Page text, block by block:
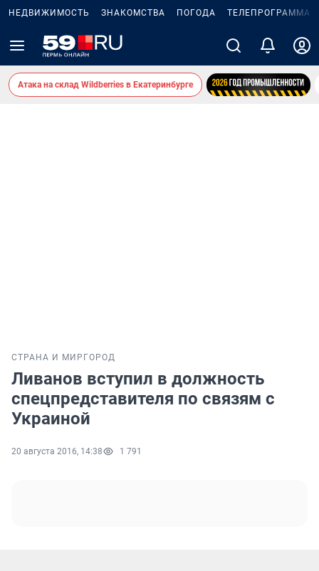
НЕДВИЖИМОСТЬ ЗНАКОМСТВА ПОГОДА ТЕЛЕПРОГРАММА
Атака на склад Wildberries в Екатеринбурге
СТРАНА И МИР ГОРОД
Ливанов вступил в должность
спецпредставителя по связям с
Украиной
20 августа 2016, 14:38 1 791